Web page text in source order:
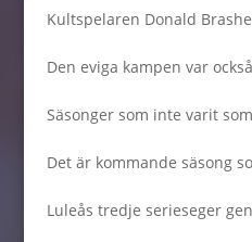
Kultspelaren Donald
Den eviga kampen var
Säsonger som inte varit
Det är kommande säsong
Luleås tredje serieseger